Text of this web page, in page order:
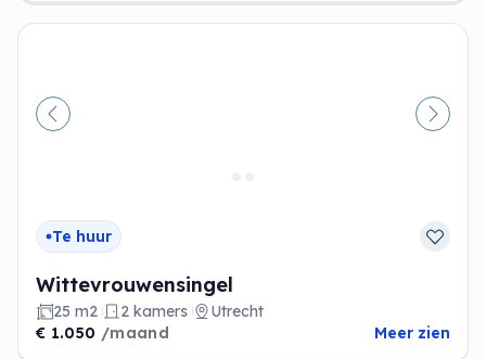
Vorige
Te huur
Wittevrouwensingel
25 m2 2 kamers
Utrecht
€ 1.050 /maand Meer zien